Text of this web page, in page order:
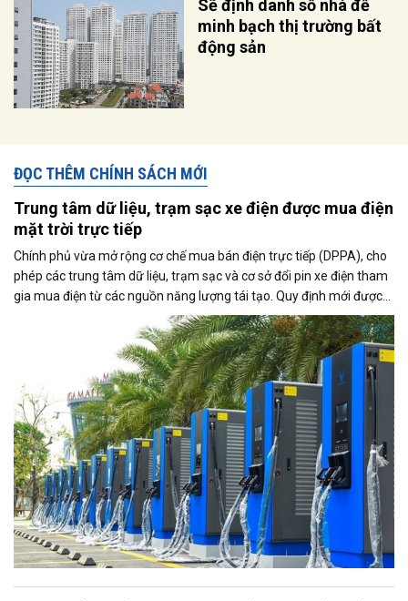
Sẽ định danh số nhà để
minh bạch thị trường bất
động sản
ĐỌC THÊM CHÍNH SÁCH MỚI
Trung tâm dữ liệu, trạm sạc xe điện được mua điện
mặt trời trực tiếp
Chính phủ vừa mở rộng cơ chế mua bán điện trực tiếp (DPPA), cho
phép các trung tâm dữ liệu, trạm sạc và cơ sở đổi pin xe điện tham
gia mua điện từ các nguồn năng lượng tái tạo. Quy định mới được
kỳ vọng thúc đẩy sử dụng điện xanh, đáp ứng nhu cầu ngày càng
tăng của nền kinh tế số và quá trình điện hóa giao thông.